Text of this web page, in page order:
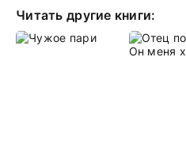
Читать другие книги: